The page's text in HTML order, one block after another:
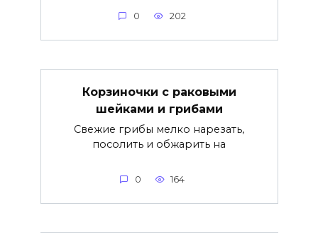
0 202
Корзиночки с раковыми
шейками и грибами
Свежие грибы мелко нарезать,
посолить и обжарить на
0 164